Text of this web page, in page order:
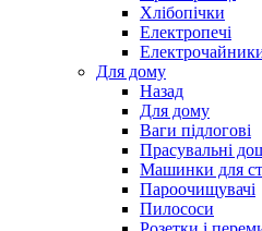
Хлібопічки
Електропечі
Для дому
Назад
Для дому
Ваги підлогові
Прасувальні
Машинки для
Пароочищувачі
Пилососи